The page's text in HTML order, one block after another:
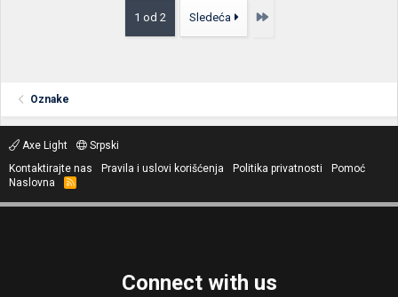
1 od 2 Sledeća Poslednja
Oznake
Axe Light
Srpski
Kontaktirajte nas
Pravila i uslovi korišćenja Politika privatnosti
Pomoć
Naslovna
R
S
Connect with us